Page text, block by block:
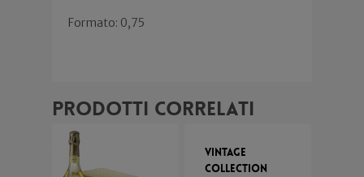
Formato: 0,75
Prodotti correlati
Vintage
Collection